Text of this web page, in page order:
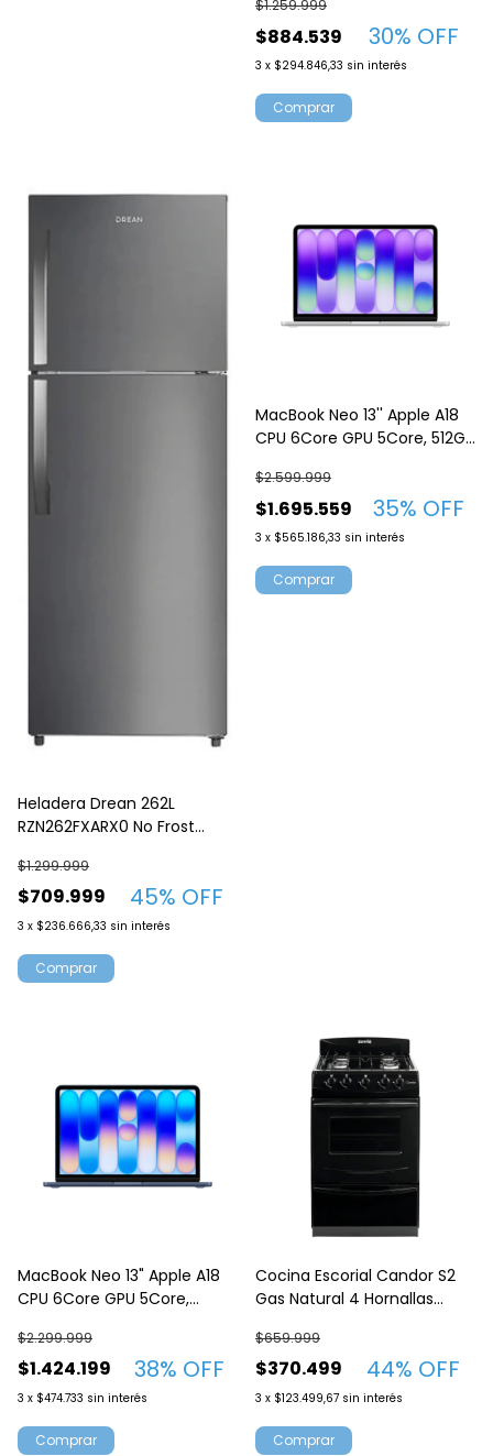
$884.539
$1.259.999
30% OFF
3 x $294.846,33 sin interés
Comprar
Heladera Drean 262L
RZN262FXARX0 No Frost
$709.999
$1.299.999
45% OFF
3 x $236.666,33 sin interés
Comprar
MacBook Neo 13'' Apple A18
CPU 6Core GPU 5Core, 512GB
Silver
$1.695.559
$2.599.999
35% OFF
3 x $565.186,33 sin interés
MacBook Neo 13" Apple A18
CPU 6Core GPU 5Core,
MHFF4LE-A
$1.424.199
$2.299.999
38% OFF
3 x $474.733 sin interés
Cocina Escorial Candor S2
Gas Natural 4 Hornallas
$370.499
$659.999
44% OFF
3 x $123.499,67 sin interés
Comprar